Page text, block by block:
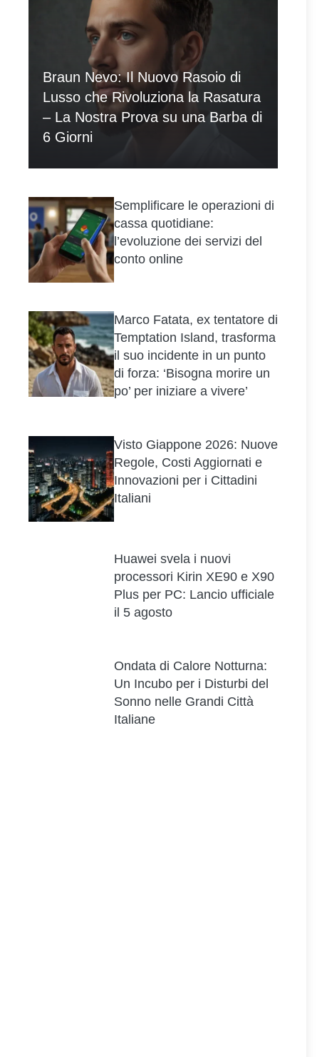
Braun Nevo: Il Nuovo Rasoio di
Lusso che Rivoluziona la Rasatura
– La Nostra Prova su una Barba di
6 Giorni
Semplificare le operazioni di
cassa quotidiane:
l’evoluzione dei servizi del
conto online
Marco Fatata, ex tentatore di
Temptation Island, trasforma
il suo incidente in un punto
di forza: ‘Bisogna morire un
po’ per iniziare a vivere’
Visto Giappone 2026: Nuove
Regole, Costi Aggiornati e
Innovazioni per i Cittadini
Italiani
Huawei svela i nuovi
processori Kirin XE90 e X90
Plus per PC: Lancio ufficiale
il 5 agosto
Ondata di Calore Notturna:
Un Incubo per i Disturbi del
Sonno nelle Grandi Città
Italiane